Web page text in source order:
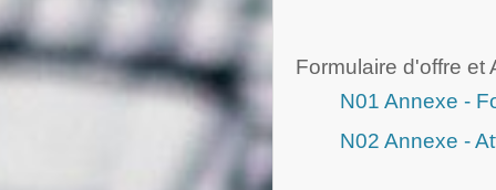
Formulaire d'offre et
N01 Annexe -
N02 Annexe -